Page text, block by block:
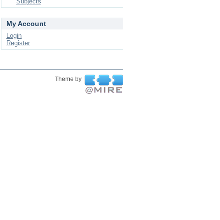
My Account
Login
Register
Theme by